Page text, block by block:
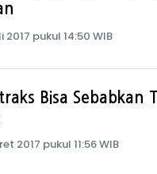
2017 pukul 14:50 WIB
Bisa Sebabkan
2017 pukul 11:56 WIB